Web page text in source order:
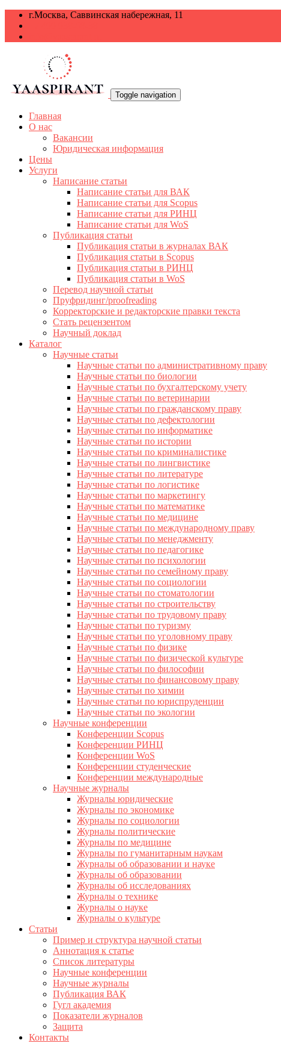
г.Москва, Саввинская набережная, 11
Toggle navigation
Главная
О нас
Вакансии
Юридическая информация
Цены
Услуги
Написание статьи
Написание статьи для ВАК
Написание статьи для Scopus
Написание статьи для РИНЦ
Написание статьи для WoS
Публикация статьи
Публикация статьи в журналах ВАК
Публикация статьи в Scopus
Публикация статьи в РИНЦ
Публикация статьи в WoS
Перевод научной статьи
Пруфридинг/proofreading
Корректорские и редакторские правки текста
Стать рецензентом
Научный доклад
Каталог
Научные статьи
Научные статьи по административному праву
Научные статьи по биологии
Научные статьи по бухгалтерскому учету
Научные статьи по ветеринарии
Научные статьи по гражданскому праву
Научные статьи по дефектологии
Научные статьи по информатике
Научные статьи по истории
Научные статьи по криминалистике
Научные статьи по лингвистике
Научные статьи по литературе
Научные статьи по логистике
Научные статьи по маркетингу
Научные статьи по математике
Научные статьи по медицине
Научные статьи по международному праву
Научные статьи по менеджменту
Научные статьи по педагогике
Научные статьи по психологии
Научные статьи по семейному праву
Научные статьи по социологии
Научные статьи по стоматологии
Научные статьи по строительству
Научные статьи по трудовому праву
Научные статьи по туризму
Научные статьи по уголовному праву
Научные статьи по физике
Научные статьи по физической культуре
Научные статьи по философии
Научные статьи по финансовому праву
Научные статьи по химии
Научные статьи по юриспруденции
Научные статьи по экологии
Научные конференции
Конференции Scopus
Конференции РИНЦ
Конференции WoS
Конференции студенческие
Конференции международные
Научные журналы
Журналы юридические
Журналы по экономике
Журналы по социологии
Журналы политические
Журналы по медицине
Журналы по гуманитарным наукам
Журналы об образовании и науке
Журналы об образовании
Журналы об исследованиях
Журналы о технике
Журналы о науке
Журналы о культуре
Статьи
Пример и структура научной статьи
Аннотация к статье
Список литературы
Научные конференции
Научные журналы
Публикация ВАК
Гугл академия
Показатели журналов
Защита
Контакты